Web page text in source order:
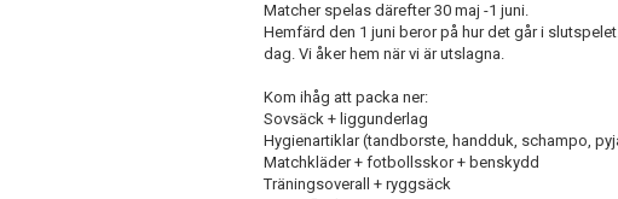
Matcher spelas därefter 30 maj -1 juni.
Hemfärd den 1 juni beror på hur det går i
dag. Vi åker hem när vi är utslagna.
Kom ihåg att packa ner:
Sovsäck + liggunderlag
Hygienartiklar (tandborste, handduk, schampo,
Matchkläder + fotbollsskor + benskydd
Träningsoverall + ryggsäck